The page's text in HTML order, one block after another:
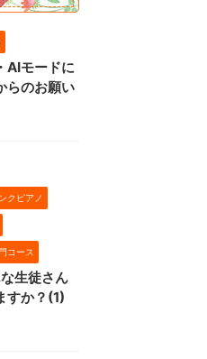
AIモードに
らのお願い
クピアノ
コース
生徒さん
すか？(1)